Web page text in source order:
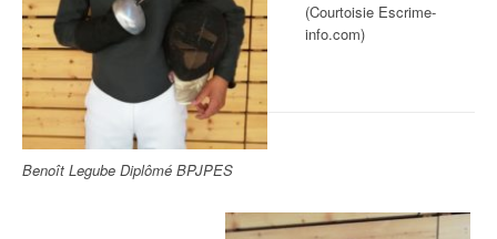
Benoît Legube Diplômé BPJPES
(Courtoisie Escrime-
info.com)